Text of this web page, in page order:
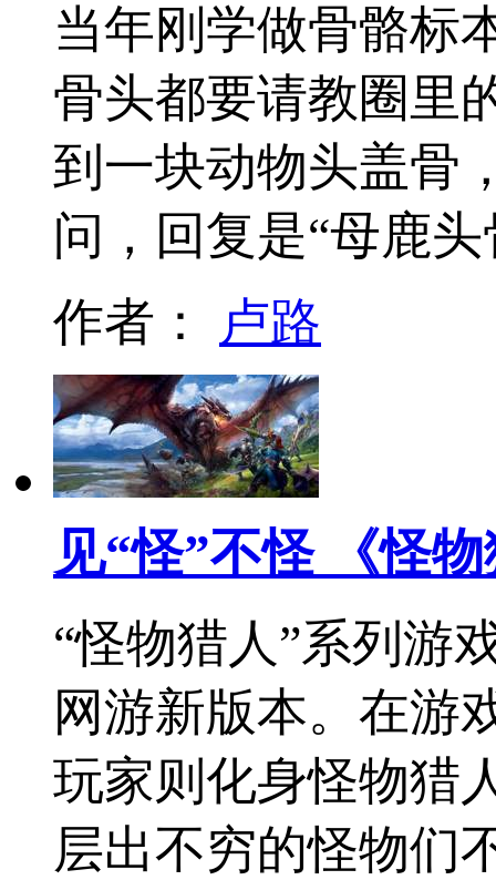
当年刚学做骨骼标
骨头都要请教圈里
到一块动物头盖骨
问，回复是“母鹿
作者：
卢路
见“怪”不怪 《怪
“怪物猎人”系列游
网游新版本。在游
玩家则化身怪物猎
层出不穷的怪物